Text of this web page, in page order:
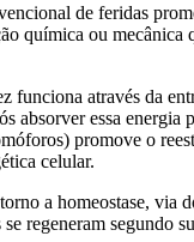
de feridas
química ou mecânica
funciona através da
absorver essa energia
promove o
celular.
a homeostase, via
se regeneram segundo